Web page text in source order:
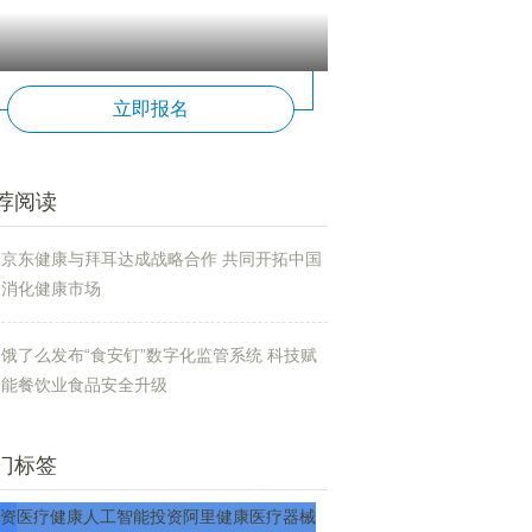
立即报名
阅读
京东健康与拜耳达成战略合作 共同开拓中国
消化健康市场
饿了么发布“食安钉”数字化监管系统 科技赋
能餐饮业食品安全升级
标签
医疗健康人工智能投资阿里健康医疗器械